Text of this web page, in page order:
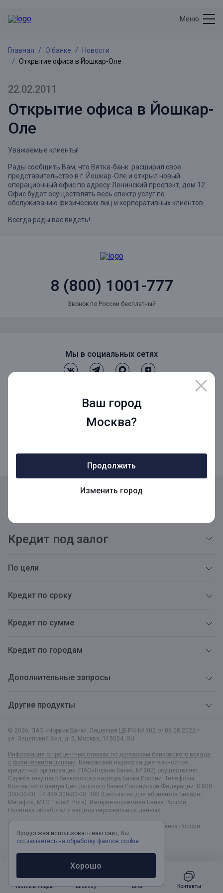
Ваш город
Москва?
Продолжить
Изменить город
Меню
Главная О банке
Новости
Открытие офиса в Йошкар-Оле
22.02.2011
Открытие офиса в Йошкар-
Оле
Уважаемые клиенты!
Рады сообщить Вам, что Вятка-банк расширил свое
представительство в г. Йошкар-Оле и открыл новый
операционный офис по адресу Ленинский проспект, дом 12.
Офис будет осуществлять весь спектр услуг по
обслуживанию физических лиц и корпоративных клиентов.
Всегда рады вас видеть!
8 (800) 1001-777
Звонок по России бесплатный
© 2026, ПАО «Норвик Банк». Лицензия ЦБ РФ № 902 от 09.08.2022 г.
ул. Зацепский Вал, д. 5, Москва, 115054, RU
Информация о процентных ставках по договорам банковского вклада
с физическими лицами. Банковский надзор за деятельностью
кредитной организации (ПАО«Норвик Банк», № 902) осуществляет
Служба текущего банковского надзора Банка России. Телефоны
Контактного центра Центрального банка Российской Федерации: 8 800
300-30-00, +7 499 300-30-00, 300 (Бесплатно для абонентов Билайн,
Мегафон, МТС, Теле2, Yota). Интернет-приемная Банка России.
Политика обработки и защиты персональных данных
Раскрытие информации в соответствии c Указанием Банка России
№6496-У
Карьера Открытая информация
Кредит под залог
По цели
Кредит по сроку
Кредит по сумме
Кредит по городам
Дополнительные запросы
Другие продукты
Мы в социальных сетях
Продолжая использовать наш сайт, Вы
соглашаетесь на обработку файлов cookie
Хорошо
Частным лицам Бизнесу Блог Контакты